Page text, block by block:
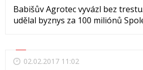
Babišův Agrotec vyvázl bez
udělal byznys za 100 miliónů
02.02.2017 11:02